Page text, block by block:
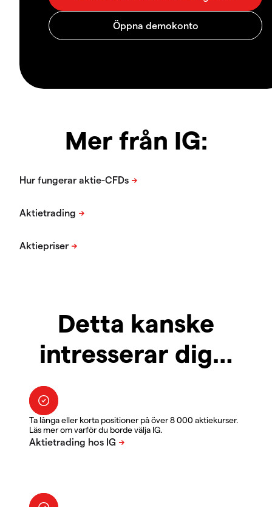
Mer från IG:
Detta kanske
intresserar dig…
Ta långa eller korta positioner på över 8 000 aktiekurser.
Läs mer om varför du borde välja IG.